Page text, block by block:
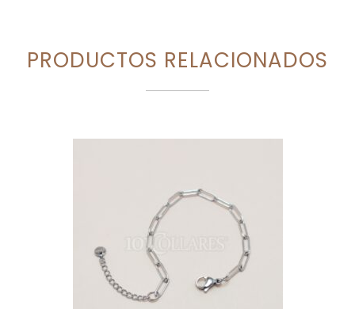
PRODUCTOS RELACIONADOS